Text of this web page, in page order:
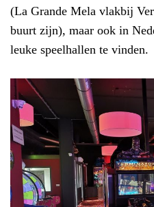
(La Grande Mela vlakbij
buurt zijn), maar ook in
leuke speelhallen te vinden.